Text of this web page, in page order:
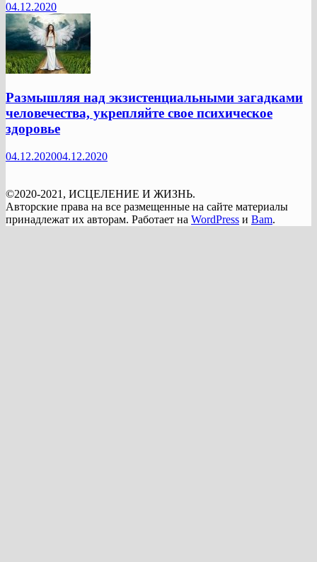
04.12.2020
Размышляя над экзистенциальными загадками
человечества, укрепляйте свое психическое
здоровье
04.12.202004.12.2020
©2020-2021, ИСЦЕЛЕНИЕ И ЖИЗНЬ.
Авторские права на все размещенные на сайте материалы
принадлежат их авторам. Работает на WordPress и Bam.